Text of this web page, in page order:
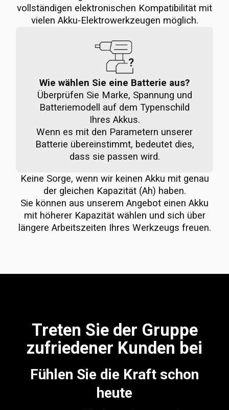
vollständigen elektronischen Kompatibilität mit
vielen Akku-Elektrowerkzeugen möglich.
Wie wählen Sie eine Batterie aus?
Überprüfen Sie Marke, Spannung und
Batteriemodell auf dem Typenschild
Ihres Akkus.
Wenn es mit den Parametern unserer
Batterie übereinstimmt, bedeutet dies,
dass sie passen wird.
Keine Sorge, wenn wir keinen Akku mit genau
der gleichen Kapazität (Ah) haben.
Sie können aus unserem Angebot einen Akku
mit höherer Kapazität wählen und sich über
längere Arbeitszeiten Ihres Werkzeugs freuen.
Treten Sie der Gruppe
zufriedener Kunden bei
Fühlen Sie die Kraft schon
heute